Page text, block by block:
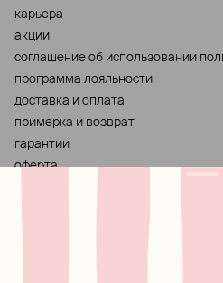
карьера
акции
cоглашение об использовании
программа лояльности
доставка и оплата
примерка и возврат
гарантии
оферта